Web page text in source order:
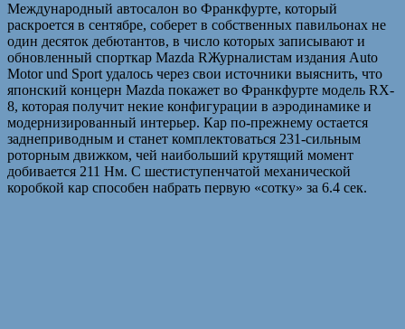
Международный автосалон во Франкфурте, который
раскроется в сентябре, соберет в собственных павильонах не
один десяток дебютантов, в число которых записывают и
обновленный спорткар Mazda RЖурналистам издания Auto
Motor und Sport удалось через свои источники выяснить, что
японский концерн Mazda покажет во Франкфурте модель RX-
8, которая получит некие конфигурации в аэродинамике и
модернизированный интерьер. Кар по-прежнему остается
заднеприводным и станет комплектоваться 231-сильным
роторным движком, чей наибольший крутящий момент
добивается 211 Нм. С шестиступенчатой механической
коробкой кар способен набрать первую «сотку» за 6.4 сек.